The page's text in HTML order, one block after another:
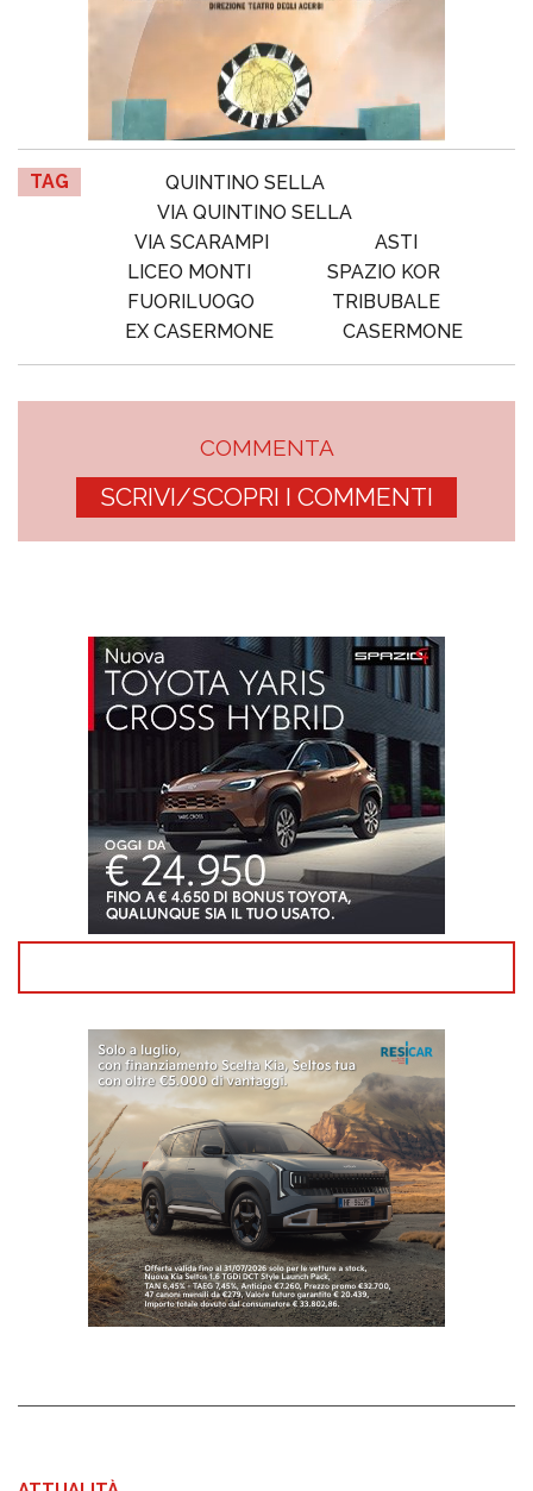
TAG
QUINTINO SELLA
VIA QUINTINO SELLA
VIA SCARAMPI
ASTI
LICEO MONTI
SPAZIO KOR
FUORILUOGO
TRIBUBALE
EX CASERMONE
CASERMONE
COMMENTA
SCRIVI/SCOPRI I COMMENTI